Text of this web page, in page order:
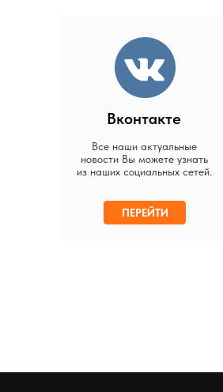
Вконтакте
Все наши актуальные
новости Вы можете узнать
из наших социальных сетей.
ПЕРЕЙТИ